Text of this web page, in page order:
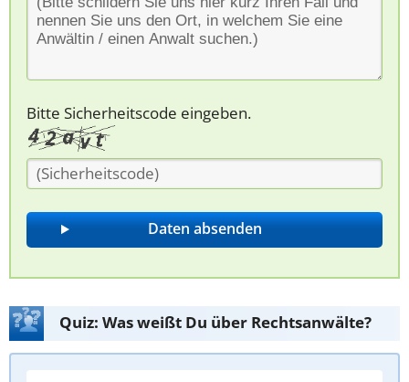
Bitte Sicherheitscode eingeben.
Quiz: Was weißt Du über Rechtsanwälte?